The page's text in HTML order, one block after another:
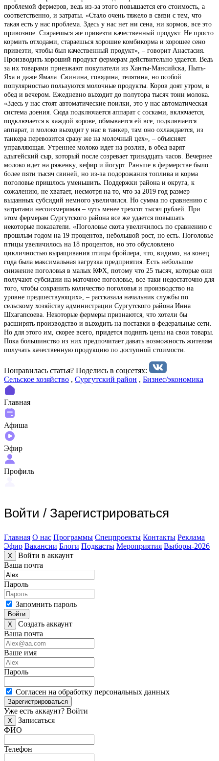
проблемой фермеров, ведь из-за этого повышается его стоимость, а
соответственно, и затраты. «Стало очень тяжело в связи с тем, что
такая есть у нас проблема. Здесь у нас нет ни сена, ни кормов, все это
привозное. Стараешься же привезти качественный продукт. Не просто
кормить отходами, стараешься хорошие комбикорма и хорошее сено
привезти, чтобы был качественный продукт», – говорит Анастасия.
Производить хороший продукт фермерам действительно удается. Ведь
за их товарами приезжают покупатели из Ханты-Мансийска, Пыть-
Яха и даже Ямала. Свинина, говядина, телятина, но особой
популярностью пользуются молочные продукты. Коров доят утром, в
обед и вечером. Ежедневно выходит до полутора тысяч тонн молока.
«Здесь у нас стоят автоматические поилки, это у нас автоматическая
система доения. Сюда подключается аппарат с сосками, включается,
подключается к каждой корове, обмывается ей все, подключается
аппарат, и молоко выходит у нас в танкер, там оно охлаждается, из
танкера перевозится сразу же на молочный цех», – объясняет
управляющая. Утреннее молоко идет на розлив, в обед варят
адыгейский сыр, который после созревает тринадцать часов. Вечернее
молоко идет на ряженку, кефир и йогурт. Раньше в фермерстве было
более пяти тысяч свиней, но из-за подорожания топлива и корма
поголовье пришлось уменьшить. Поддержки района и округа, к
сожалению, не хватает, несмотря на то, что за 2019 год размер
выданных субсидий немного увеличился. Но сумма по сравнению с
затратами несоизмеримая – чуть менее трехсот тысяч рублей. При
этом фермерам Сургутского района все же удается повышать
некоторые показатели. «Поголовье скота увеличилось по сравнению с
прошлым годом на 19 процентов, небольшой рост, но есть. Поголовье
птицы увеличилось на 18 процентов, но это обусловлено
цикличностью выращивания птицы бройлера, что, видимо, на конец
года была максимальная загрузка предприятия. Есть небольшое
снижение поголовья в малых КФХ, потому что 25 тысяч, которые они
получают субсидии на маточное поголовье, все-таки недостаточно для
того, чтобы сохранить количество поголовья и производство на
уровне предшествующих», – рассказала начальник службы по
сельскому хозяйству администрации Сургутского района Инна
Шхагапсоева. Некоторые фермеры признаются, что хотели бы
расширять производство и выходить на поставки в федеральные сети.
Но для этого им, скорее всего, придется поднять цены на свои товары.
Пока большинство из них предпочитает давать возможность жителям
получать качественную продукцию по доступной стоимости.
Понравилась статья? Поделиcь в соцсетях:
Сельское хозяйство , Сургутский район , Бизнес/экономика
Главная
Афиша
Эфир
Профиль
Войти / Зарегистрироваться
Главная О нас Программы Спецпроекты Контакты Реклама
Эфир Вакансии Блоги Подкасты Мероприятия Выборы-2026
X
Войти в аккаунт
Ваша почта
Пароль
Запомнить пароль
Войти
X
Создать аккаунт
Ваша почта
Ваше имя
Пароль
Согласен на обработку персональных данных
Зарегистрироваться
Уже есть аккаунт? Войти
X
Записаться
ФИО
Телефон